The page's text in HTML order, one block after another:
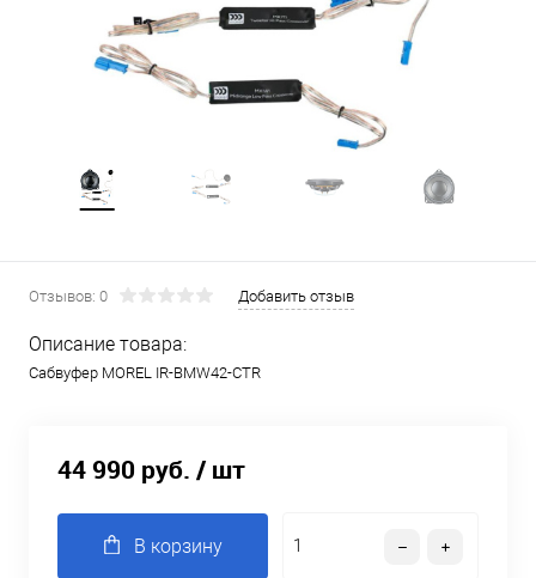
Отзывов: 0 Добавить отзыв
Описание товара:
Сабвуфер MOREL IR-BMW42-CTR
44 990 руб. / шт
В корзину